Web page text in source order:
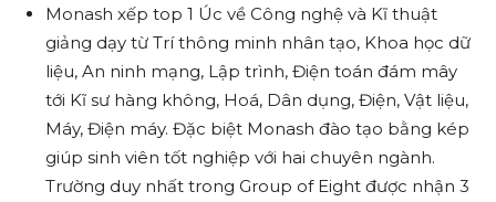
Monash xếp top 1 Úc về Công nghệ và Kĩ thuật
giảng dạy từ Trí thông minh nhân tạo, Khoa học dữ
liệu, An ninh mạng, Lập trình, Điện toán đám mây
tới Kĩ sư hàng không, Hoá, Dân dụng, Điện, Vật liệu,
Máy, Điện máy. Đặc biệt Monash đào tạo bằng kép
giúp sinh viên tốt nghiệp với hai chuyên ngành.
Trường duy nhất trong Group of Eight được nhận 3